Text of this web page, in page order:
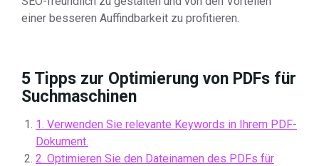
einer besseren Auffindbarkeit zu profitieren.
5 Tipps zur Optimierung von PDFs für
Suchmaschinen
1. Verwenden Sie relevante Keywords in Ihrem PDF-
Dokument.
2. Optimieren Sie den Dateinamen des PDFs für